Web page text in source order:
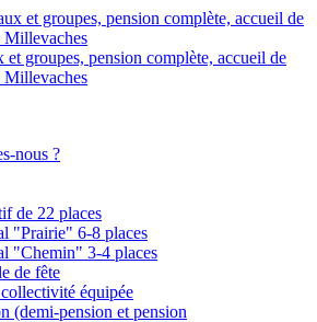
groupes, pension complète, accueil de
Millevaches
nous ?
de 22 places
"Prairie" 6-8 places
"Chemin" 3-4 places
de fête
équipée
(demi-pension et pension